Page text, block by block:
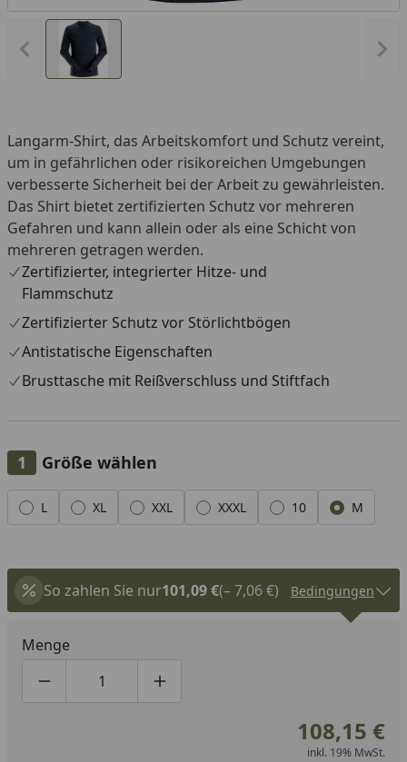
Vorheriges Bild anzeigen
Langarm-Shirt, das Arbeitskomfort und Schutz vereint,
um in gefährlichen oder risikoreichen Umgebungen
verbesserte Sicherheit bei der Arbeit zu gewährleisten.
Das Shirt bietet zertifizierten Schutz vor mehreren
Gefahren und kann allein oder als eine Schicht von
mehreren getragen werden.
Zertifizierter, integrierter Hitze- und
Flammschutz
Zertifizierter Schutz vor Störlichtbögen
Antistatische Eigenschaften
Brusttasche mit Reißverschluss und Stiftfach
Größe wählen
Alle anzeigen (6)
L XL XXL XXXL 10 M
So zahlen Sie nur101,09 €(– 7,06 €) Bedingungen
Menge
Produktmenge um eins verringern
Produktmenge manuell eingeben
Produktmenge um eins erhöhen
108,15 €
inkl. 19% MwSt.